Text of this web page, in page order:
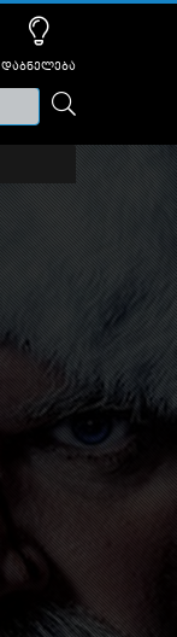
დაბნელება